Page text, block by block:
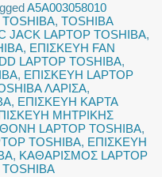
A5A003058010
,TOSHIBA
JACK LAPTOP TOSHIBA,
, ΕΠΙΣΚΕΥΗ FAN
LAPTOP TOSHIBA,
, ΕΠΙΣΚΕΥΗ LAPTOP
ΛΑΡΙΣΑ,
, ΕΠΙΣΚΕΥΗ ΚΑΡΤΑ
ΜΗΤΡΙΚΗΣ
LAPTOP TOSHIBA,
TOSHIBA, ΕΠΙΣΚΕΥΗ
, ΚΑΘΑΡΙΣΜΟΣ LAPTOP